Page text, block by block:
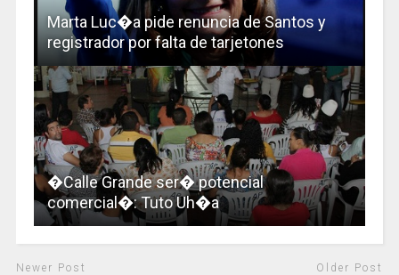
Marta Luc�a pide renuncia de Santos y
registrador por falta de tarjetones
�Calle Grande ser� potencial
comercial�: Tuto Uh�a
Newer Post Older Post